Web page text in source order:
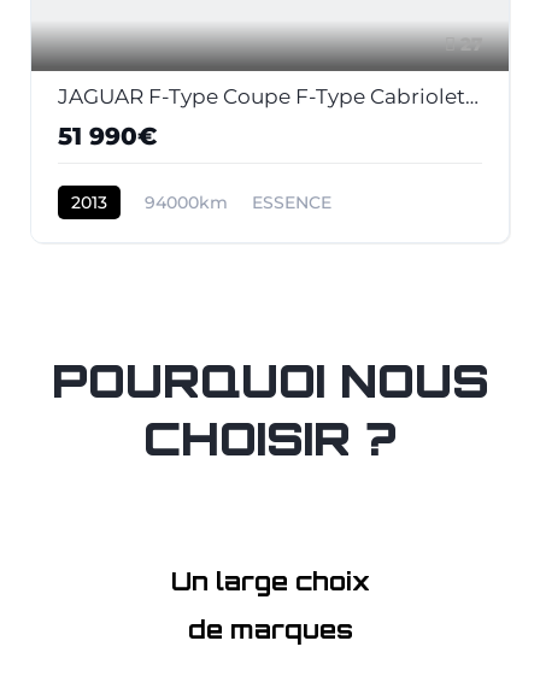
27
JAGUAR F-Type Coupe F-Type Cabriolet 5.0i V8 - BVA Quickshift - Stop/Start F-TYPE CABRIOLET S PHASE 1
51 990€
2013 94000km ESSENCE
POURQUOI NOUS
CHOISIR ?
Un large choix
de marques